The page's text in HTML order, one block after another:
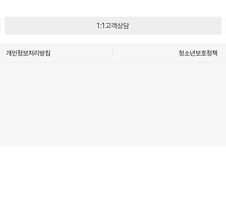
1:1고객상담
개인정보처리방침 청소년보호정책